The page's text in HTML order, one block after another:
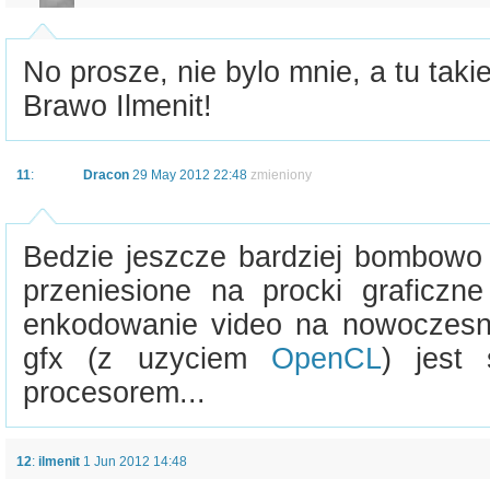
No prosze, nie bylo mnie, a tu
Brawo Ilmenit!
11: Dracon 29 May 2012 22:48 zmieniony
Bedzie jeszcze bardziej
przeniesione na procki
enkodowanie video na
gfx (z uzyciem OpenCL) jest
procesorem...
12: ilmenit 1 Jun 2012 14:48